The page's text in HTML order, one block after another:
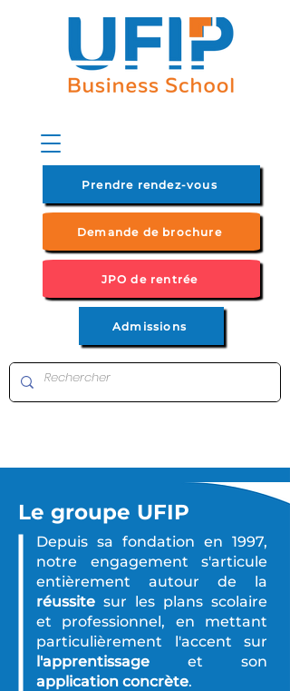
Prendre rendez-vous
Demande de brochure
JPO de rentrée
Admissions
Le groupe UFIP
Depuis sa fondation en 1997,
notre engagement s'articule
entièrement autour de la
réussite sur les plans scolaire
et professionnel, en mettant
particulièrement l'accent sur
l'apprentissage et son
application concrète.